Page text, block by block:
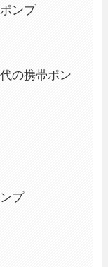
ンプ
の携帯ポン
プ